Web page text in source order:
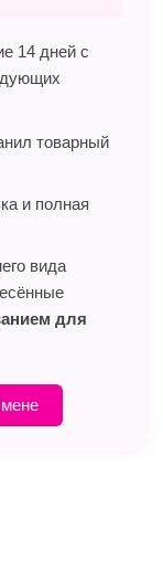
14 дней с
товарный
и полная
вида
для